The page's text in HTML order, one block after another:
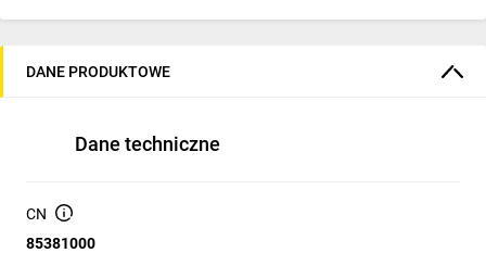
DANE PRODUKTOWE
Dane techniczne
CN
85381000